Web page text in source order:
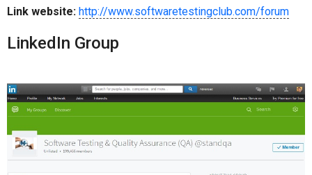
Link website: http://www.softwaretestingclub.com/forum
LinkedIn Group